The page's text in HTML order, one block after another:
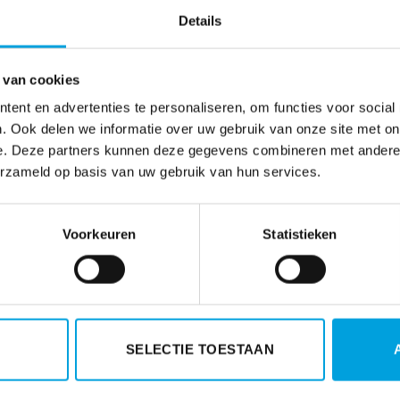
Details
cookies
en advertenties te personaliseren, om functies voor social
Ook delen we informatie over uw gebruik van onze site met
Deze partners kunnen deze gegevens combineren met
op basis van uw gebruik van hun services.
Voorkeuren Statistieken
SELECTIE TOESTAAN
Hoewel de rechter erkende dat het voor de
en dat de werkdruk bij de collega’s van de
invulling van het
gedurende haar zwangerschaps- en
het om een relatief korte periode van
waren de risico’s voor de werkgever volgens de
bedrijfsbelang. De werkgever moest het